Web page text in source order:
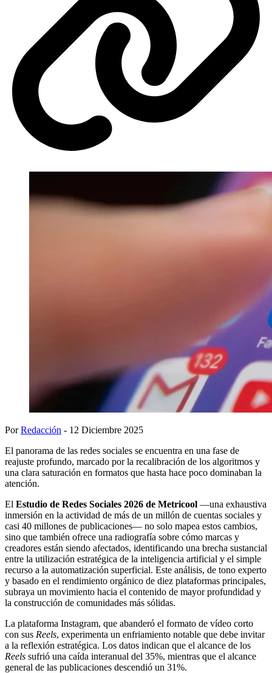
PorRedacción - 12 Diciembre 2025
El panorama de las redes sociales se encuentra en una fase de
reajuste profundo, marcado por la recalibración de los algoritmos y
una clara saturación en formatos que hasta hace poco dominaban la
atención.
El Estudio de Redes Sociales 2026 de Metricool —una exhaustiva
inmersión en la actividad de más de un millón de cuentas sociales y
casi 40 millones de publicaciones— no solo mapea estos cambios,
sino que también ofrece una radiografía sobre cómo marcas y
creadores están siendo afectados, identificando una brecha sustancial
entre la utilización estratégica de la inteligencia artificial y el simple
recurso a la automatización superficial. Este análisis, de tono experto
y basado en el rendimiento orgánico de diez plataformas principales,
subraya un movimiento hacia el contenido de mayor profundidad y
la construcción de comunidades más sólidas.
La plataforma Instagram, que abanderó el formato de vídeo corto
con sus Reels, experimenta un enfriamiento notable que debe invitar
a la reflexión estratégica. Los datos indican que el alcance de los
Reels sufrió una caída interanual del 35%, mientras que el alcance
general de las publicaciones descendió un 31%.